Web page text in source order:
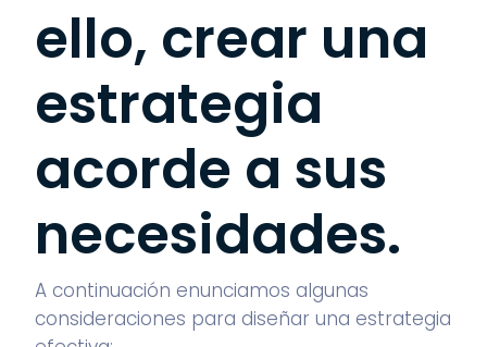
ello, crear una
estrategia
acorde a sus
necesidades.
A continuación enunciamos algunas
consideraciones para diseñar una estrategia